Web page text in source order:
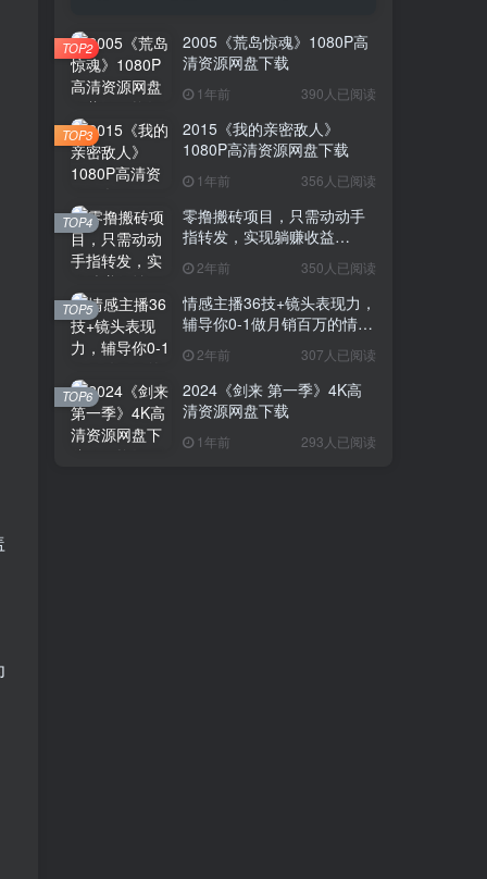
2005《荒岛惊魂》1080P高
清资源网盘下载
1年前 390人已阅读
TOP2
2015《我的亲密敌人》
1080P高清资源网盘下载
1年前 356人已阅读
TOP3
零撸搬砖项目，只需动动手
指转发，实现躺赚收益
2年前 350人已阅读
TOP4
情感主播36技+镜头表现力，
辅导你0-1做月销百万的情感
2年前 307人已阅读
TOP5
2024《剑来 第一季》4K高
清资源网盘下载
1年前 293人已阅读
TOP6